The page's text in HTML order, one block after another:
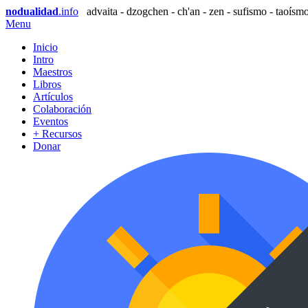
nodualidad.info
advaita - dzogchen - ch'an - zen - sufismo -
Menu
Inicio
Intro
Maestros
Libros
Artículos
Colaboración
Eventos
+ Recursos
Donar